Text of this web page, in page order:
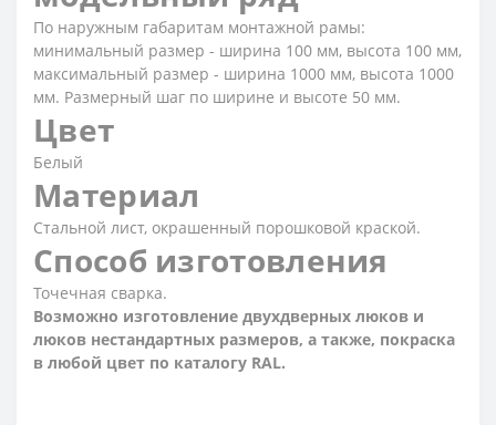
По наружным габаритам монтажной рамы:
минимальный размер - ширина 100 мм, высота 100 мм,
максимальный размер - ширина 1000 мм, высота 1000
мм. Размерный шаг по ширине и высоте 50 мм.
Цвет
Белый
Материал
Стальной лист, окрашенный порошковой краской.
Способ изготовления
Точечная сварка.
Возможно изготовление двухдверных люков и
люков нестандартных размеров, а также, покраска
в любой цвет по каталогу RAL.